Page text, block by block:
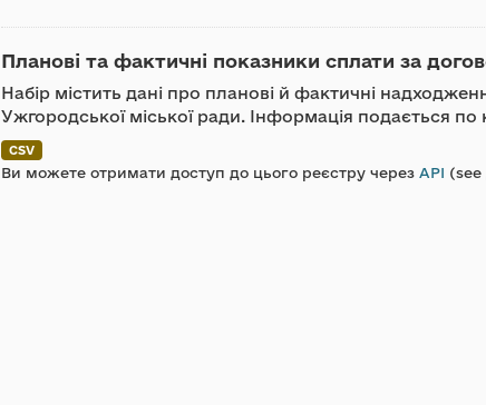
Планові та фактичні показники сплати за
Набір містить дані про планові й фактичні
Ужгородської міської ради. Інформація подається
CSV
Ви можете отримати доступ до цього реєстру через API (see